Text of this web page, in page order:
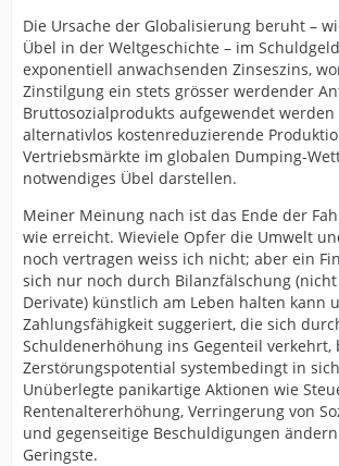
Die Ursache der Globalisierung beruht –
Übel in der Weltgeschichte – im
exponentiell anwachsenden Zinseszins,
Zinstilgung ein stets grösser werdender
Bruttosozialprodukts aufgewendet werden
alternativlos kostenreduzierende
Vertriebsmärkte im globalen Dumping-
notwendiges Übel darstellen.
Meiner Meinung nach ist das Ende der
wie erreicht. Wieviele Opfer die Umwelt
noch vertragen weiss ich nicht; aber ein
sich nur noch durch Bilanzfälschung
Derivate) künstlich am Leben halten kann
Zahlungsfähigkeit suggeriert, die sich
Schuldenerhöhung ins Gegenteil verkehrt,
Zerstörungspotential systembedingt in
Unüberlegte panikartige Aktionen wie
Rentenaltererhöhung, Verringerung von
und gegenseitige Beschuldigungen
Geringste.